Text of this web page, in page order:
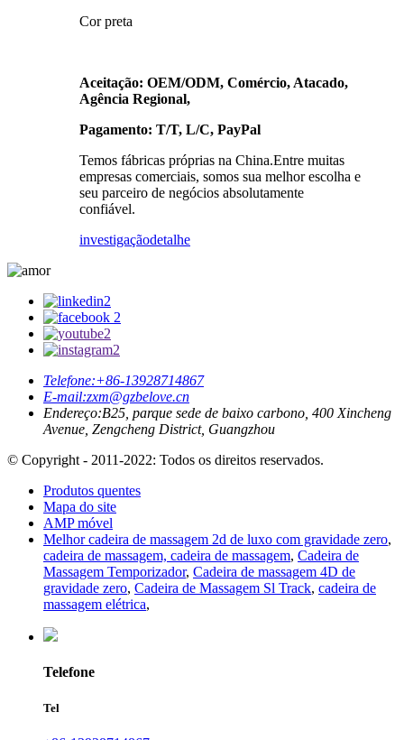
Cor preta
Aceitação: OEM/ODM, Comércio, Atacado,
Agência Regional,
Pagamento: T/T, L/C, PayPal
Temos fábricas próprias na China.Entre muitas
empresas comerciais, somos sua melhor escolha e
seu parceiro de negócios absolutamente
confiável.
investigaçãodetalhe
Telefone:+86-13928714867
E-mail:zxm@gzbelove.cn
Endereço:B25, parque sede de baixo carbono, 400 Xincheng
Avenue, Zengcheng District, Guangzhou
© Copyright - 2011-2022: Todos os direitos reservados.
Produtos quentes
Mapa do site
AMP móvel
Melhor cadeira de massagem 2d de luxo com gravidade zero,
cadeira de massagem, cadeira de massagem, Cadeira de
Massagem Temporizador, Cadeira de massagem 4D de
gravidade zero, Cadeira de Massagem Sl Track, cadeira de
massagem elétrica,
Telefone
Tel